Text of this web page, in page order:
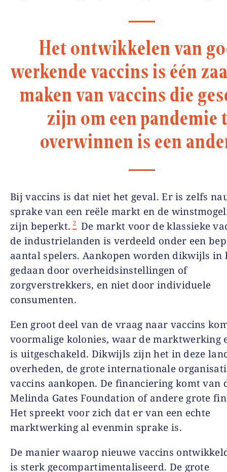
Het ontwikkelen van
werkende vaccins is één
maken van vaccins die
zijn om een pandemie
overwinnen is een
Bij vaccins is dat niet het geval. Er is zelfs
sprake van een reële markt en de
zijn beperkt. 2 De markt voor de klassieke
de industrielanden is verdeeld onder een
aantal spelers. Aankopen worden dikwijls in
gedaan door overheidsinstellingen of
zorgverstrekkers, en niet door individuele
consumenten.
Een groot deel van de vraag naar vaccins
voormalige kolonies, waar de marktwerking
is uitgeschakeld. Dikwijls zijn het in deze
overheden, de grote internationale
vaccins aankopen. De financiering komt van
Melinda Gates Foundation of andere grote
Het spreekt voor zich dat er van een echte
marktwerking al evenmin sprake is.
De manier waarop nieuwe vaccins
is sterk gecompartimentaliseerd. De grote